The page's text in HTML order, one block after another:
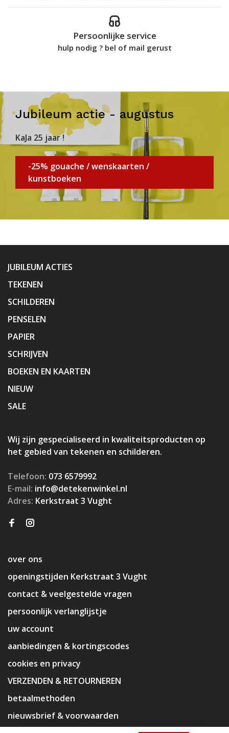
Persoonlijke service
hulp nodig ? bel of mail gerust
Jubileum actie - augustus
KaJa 25 jaar !
-25% gouache / wenskaarten /
kunstboeken
JUBILEUM ACTIES
TEKENEN
SCHILDEREN
PENSELEN
PAPIER
SCHRIJVEN
BOEKEN EN KAARTEN
NIEUW
SALE
Wij zijn gespecialiseerd in kwaliteitsproducten op
het gebied van tekenen en schilderen.
Telefoon: 073 6579992
E-mail: info@detekenwinkel.nl
Adres: Kerkstraat 3 Vught
over ons
openingstijden Kerkstraat 3 Vught
contact & veelgestelde vragen
persoonlijk verlanglijstje
uw account
aanbiedingen & kortingscodes
cookies en privacy
VERZENDEN & RETOURNEREN
betaalmethoden
nieuwsbrief & voorwaarden